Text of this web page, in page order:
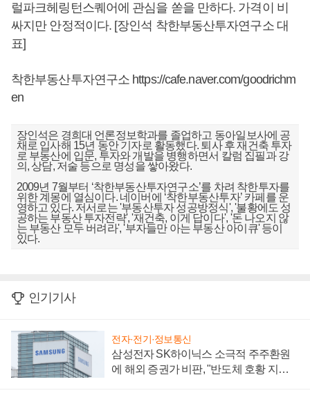
럴파크헤링턴스퀘어에 관심을 쏟을 만하다. 가격이 비
싸지만 안정적이다. [장인석 착한부동산투자연구소 대
표]
착한부동산투자연구소 https://cafe.naver.com/goodrichm
en
장인석은 경희대 언론정보학과를 졸업하고 동아일보사에 공
채로 입사해 15년 동안 기자로 활동했다. 퇴사 후 재건축 투자
로 부동산에 입문, 투자와 개발을 병행하면서 칼럼 집필과 강
의, 상담, 저술 등으로 명성을 쌓아왔다.
2009년 7월부터 ‘착한부동산투자연구소’를 차려 착한투자를
위한 계몽에 열심이다. 네이버에 ‘착한부동산투자’ 카페를 운
영하고 있다. 저서로는 '부동산투자 성공방정식', '불황에도 성
공하는 부동산 투자전략', '재건축, 이게 답이다', '돈 나오지 않
는 부동산 모두 버려라', '부자들만 아는 부동산 아이큐' 등이
있다.
인기기사
전자·전기·정보통신
삼성전자 SK하이닉스 소극적 주주환원
에 해외 증권가 비판, "반도체 호황 지속